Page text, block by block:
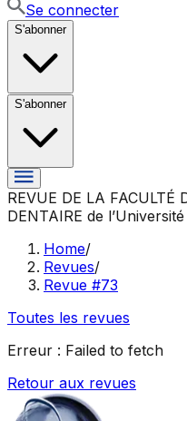
Se connecter
S'abonner
S'abonner
REVUE DE LA FACULTÉ
DENTAIRE de
Home/
Revues/
Revue #73
Toutes les revues
Erreur : Failed to fetch
Retour aux revues